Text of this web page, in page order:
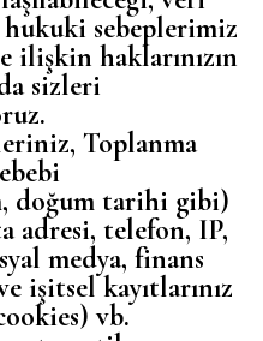
sebeplerimiz
haklarınızın
sizleri
Toplanma
doğum tarihi gibi)
adresi, telefon, IP,
medya, finans
işitsel kayıtlarınız
vb.